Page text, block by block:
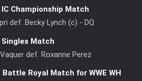
IC Championship Match
def. Becky Lynch (c) - DQ
Singles Match
def. Roxanne Perez
Royal Match for WWE WH